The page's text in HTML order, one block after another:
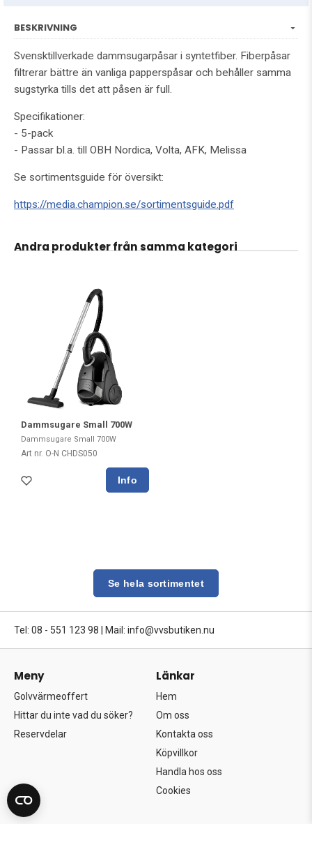
BESKRIVNING
Svensktillverkade dammsugarpåsar i syntetfiber. Fiberpåsar
filtrerar bättre än vanliga papperspåsar och behåller samma
sugstyrka tills det att påsen är full.
Specifikationer:
- 5-pack
- Passar bl.a. till OBH Nordica, Volta, AFK, Melissa
Se sortimentsguide för översikt:
https://media.champion.se/sortimentsguide.pdf
Andra produkter från samma kategori
Dammsugare Small 700W
Dammsugare Small 700W
Art nr. O-N CHDS050
Se hela sortimentet
Tel: 08 - 551 123 98 Mail: info@vvsbutiken.nu
Meny
Golvvärmeoffert
Hittar du inte vad du söker?
Reservdelar
Länkar
Hem
Om oss
Kontakta oss
Köpvillkor
Handla hos oss
Cookies